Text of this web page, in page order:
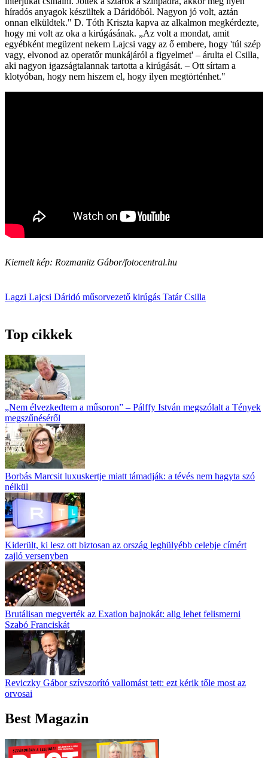
híradós anyagok készültek a Dáridóból. Nagyon jó volt, aztán
onnan elküldtek." D. Tóth Kriszta kapva az alkalmon megkérdezte,
hogy mi volt az oka a kirúgásának. „Az volt a mondat, amit
egyébként megüzent nekem Lajcsi vagy az ő embere, hogy 'túl szép
vagy, elvonod az operatőr munkájáról a figyelmet' – árulta el Csilla,
aki nagyon igazságtalannak tartotta a kirúgását. – Ott sírtam a
klotyóban, hogy nem hiszem el, hogy ilyen megtörténhet."
Kiemelt kép: Rozmanitz Gábor/fotocentral.hu
Lagzi Lajcsi Dáridó műsorvezető kirúgás Tatár Csilla
Top cikkek
„Nem élvezkedtem a műsoron” – Pálffy István megszólalt a Tények
megszűnéséről
Borbás Marcsit luxuskertje miatt támadják: a tévés nem hagyta szó
nélkül
Kiderült, ki lesz ott biztosan az ország leghülyébb celebje címért
zajló versenyben
Brutálisan megverték az Exatlon bajnokát: alig lehet felismerni
Szabó Franciskát
Reviczky Gábor szívszorító vallomást tett: ezt kérik tőle most az
orvosai
Best Magazin